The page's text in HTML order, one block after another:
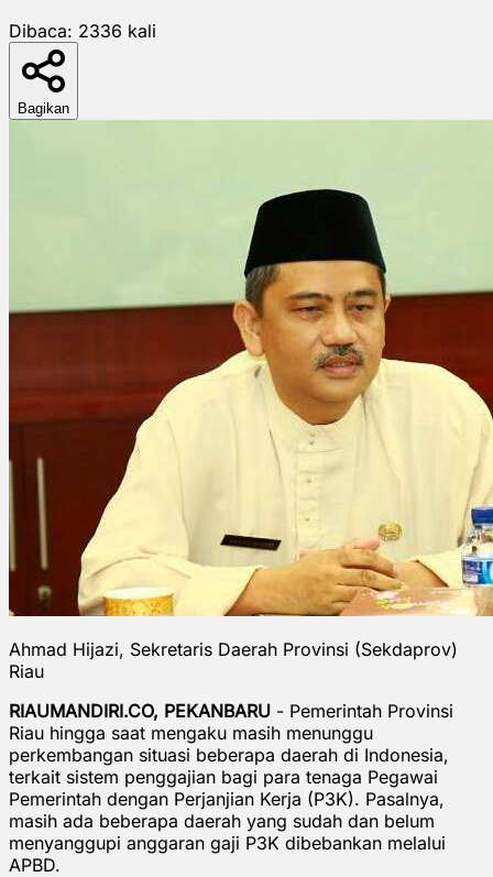
Dibaca: 2336 kali
Bagikan
Ahmad Hijazi, Sekretaris Daerah Provinsi (Sekdaprov)
Riau
RIAUMANDIRI.CO, PEKANBARU - Pemerintah Provinsi
Riau hingga saat mengaku masih menunggu
perkembangan situasi beberapa daerah di Indonesia,
terkait sistem penggajian bagi para tenaga Pegawai
Pemerintah dengan Perjanjian Kerja (P3K). Pasalnya,
masih ada beberapa daerah yang sudah dan belum
menyanggupi anggaran gaji P3K dibebankan melalui
APBD.